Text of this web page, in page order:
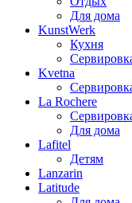
Для дома
KunstWerk
Кухня
Kvetna
La Rochere
Для дома
Lafitel
Детям
Lanzarin
Latitude